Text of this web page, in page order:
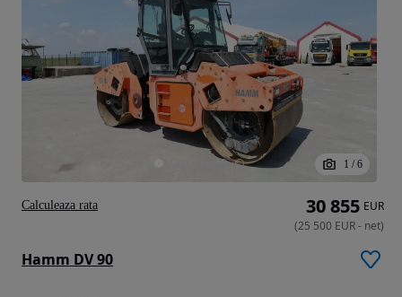
1 / 6
Hamm DV 90
30 855 EUR
(25 500 EUR- net)
Calculeaza rata